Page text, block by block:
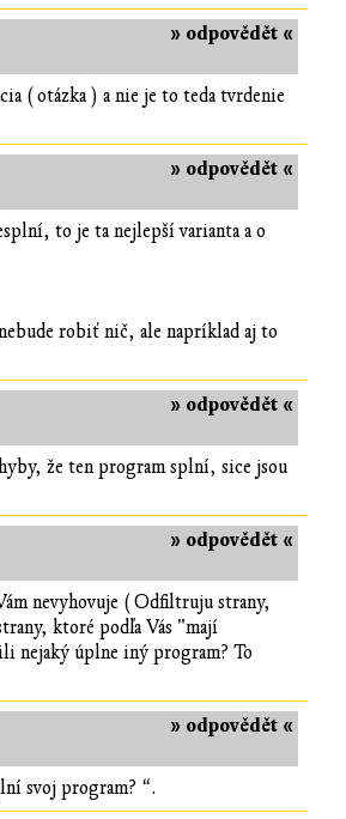
» odpovědět «
( otázka ) a nie je to teda tvrdenie
» odpovědět «
to je ta nejlepší varianta a o
robiť nič, ale napríklad aj to
» odpovědět «
že ten program splní, sice jsou
» odpovědět «
nevyhovuje ( Odfiltruju strany,
ktoré podľa Vás "mají
nejaký úplne iný program? To
» odpovědět «
svoj program? “.